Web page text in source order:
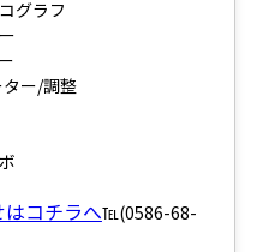
グラフ
ー/調整
コチラへ℡(0586-68-